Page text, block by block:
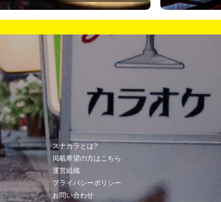
スナカラとは?
掲載希望の方はこちら
運営組織
プライバシーポリシー
お問い合わせ